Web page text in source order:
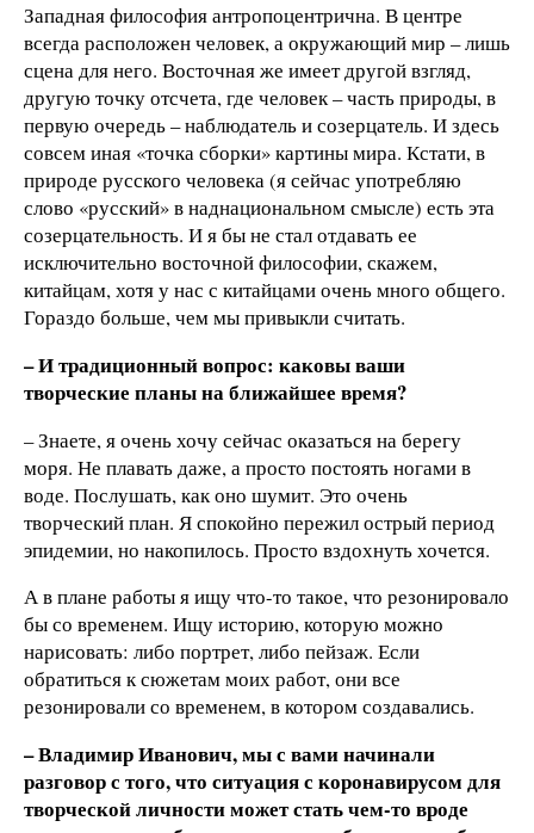
Западная философия антропоцентрична. В центре
всегда расположен человек, а окружающий мир – лишь
сцена для него. Восточная же имеет другой взгляд,
другую точку отсчета, где человек – часть природы, в
первую очередь – наблюдатель и созерцатель. И здесь
совсем иная «точка сборки» картины мира. Кстати, в
природе русского человека (я сейчас употребляю
слово «русский» в наднациональном смысле) есть эта
созерцательность. И я бы не стал отдавать ее
исключительно восточной философии, скажем,
китайцам, хотя у нас с китайцами очень много общего.
Гораздо больше, чем мы привыкли считать.
– И традиционный вопрос: каковы ваши
творческие планы на ближайшее время?
– Знаете, я очень хочу сейчас оказаться на берегу
моря. Не плавать даже, а просто постоять ногами в
воде. Послушать, как оно шумит. Это очень
творческий план. Я спокойно пережил острый период
эпидемии, но накопилось. Просто вздохнуть хочется.
А в плане работы я ищу что-то такое, что резонировало
бы со временем. Ищу историю, которую можно
нарисовать: либо портрет, либо пейзаж. Если
обратиться к сюжетам моих работ, они все
резонировали со временем, в котором создавались.
– Владимир Иванович, мы с вами начинали
разговор с того, что ситуация с коронавирусом для
творческой личности может стать чем-то вроде